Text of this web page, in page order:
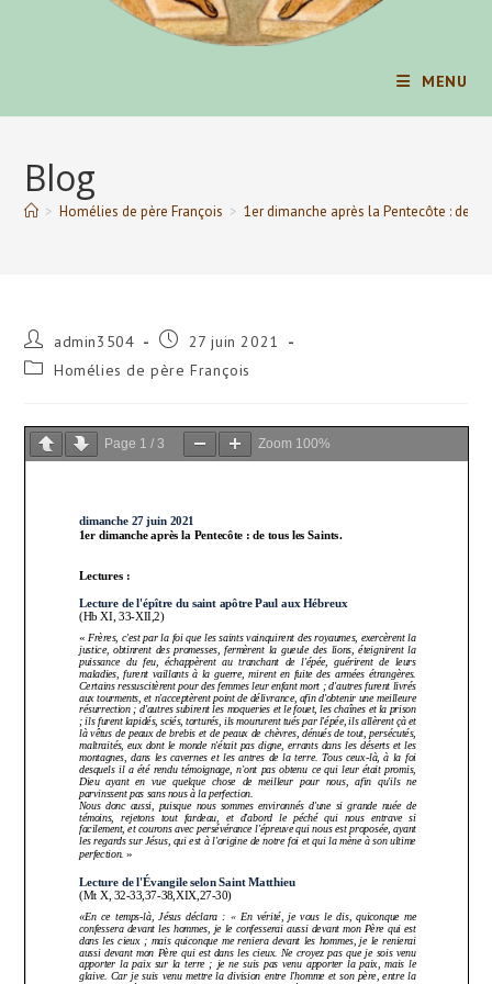
MENU
Blog
> Homélies de père François > 1er dimanche après la Pentecôte : de
Auteur/autrice
de
la
admin3504
Publication
27 juin 2021
Post Homélies de père François
Page 1 /3 Zoom 100%